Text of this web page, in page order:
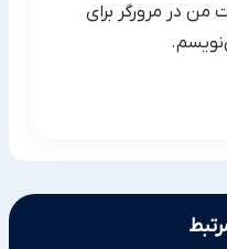
من در مرورگر برای